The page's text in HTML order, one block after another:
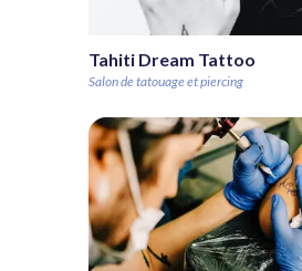
Tahiti Dream Tattoo
Salon de tatouage et piercing